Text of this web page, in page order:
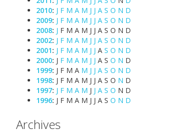
2010: J F M A M J J A S O N D
2009: J F M A M J J A S O N D
2008: J F M A M J J A S O N D
2002: J F M A M J J A S O N D
2001: J F M A M J J A S O N D
2000: J F M A M J J A S O N D
1999: J F M A M J J A S O N D
1998: J F M A M J J A S O N D
1997: J F M A M J J A S O N D
1996: J F M A M J J A S O N D
Archives